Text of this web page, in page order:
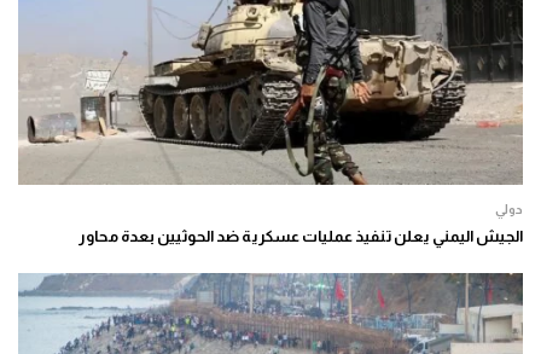
دولي
الجيش اليمني يعلن تنفيذ عمليات عسكرية ضد الحوثيين بعدة محاور